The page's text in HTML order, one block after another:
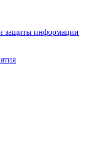
защиты информации